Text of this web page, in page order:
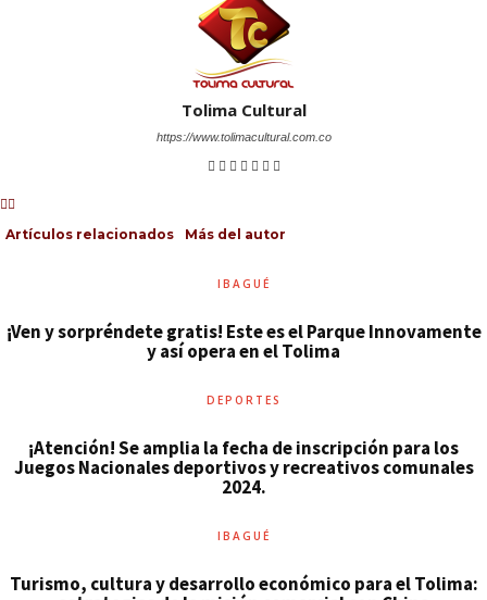
Tolima Cultural
https://www.tolimacultural.com.co
Artículos relacionados Más del autor
IBAGUÉ
¡Ven y sorpréndete gratis! Este es el Parque Innovamente
y así opera en el Tolima
DEPORTES
¡Atención! Se amplia la fecha de inscripción para los
Juegos Nacionales deportivos y recreativos comunales
2024.
IBAGUÉ
Turismo, cultura y desarrollo económico para el Tolima: